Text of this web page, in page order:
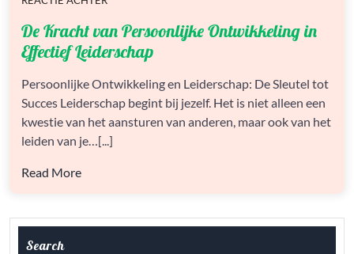
KRACHT
PERSOONLIJKE
IN
EFFECTIEF
LEIDERSCHAP
De Kracht van Persoonlijke Ontwikkeling in
Effectief Leiderschap
Persoonlijke Ontwikkeling en Leiderschap: De Sleutel tot
Succes Leiderschap begint bij jezelf. Het is niet alleen een
kwestie van het aansturen van anderen, maar ook van het
leiden van je…[...]
Read More
Search